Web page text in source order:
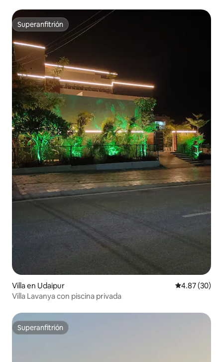
Superanfitrión
Superanfitrión
Villa en Udaipur Calificación
4.87 (30)
Villa Lavanya con piscina privada
Superanfitrión
Superanfitrión